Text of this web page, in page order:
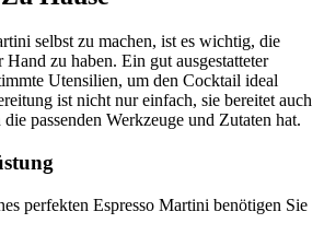
selbst zu machen, ist es wichtig, die
zu haben. Ein gut ausgestatteter
Utensilien, um den Cocktail ideal
ist nicht nur einfach, sie bereitet auch
passenden Werkzeuge und Zutaten hat.
perfekten Espresso Martini benötigen Sie